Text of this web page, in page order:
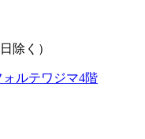
除く）
ルテワジマ4階